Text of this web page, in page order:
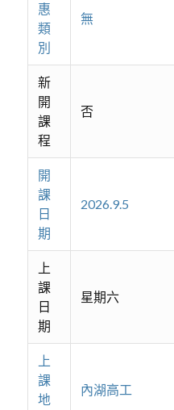
惠
類
別
無
新
開
課
程
否
開
課
日
期
2026.9.5
上
課
日
期
星期六
上
課
地
內湖高工